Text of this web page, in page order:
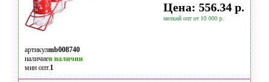
Цена: 556.34 р.
мелкий опт от 10 000 р.
артикулmb008740
наличиев наличии
мин опт.1